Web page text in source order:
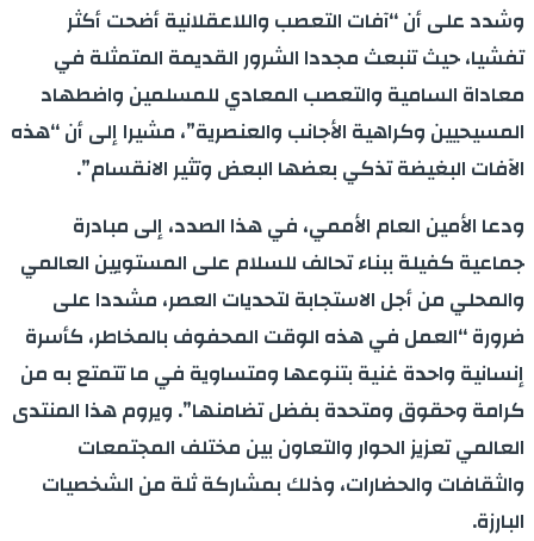
وشدد على أن “آفات التعصب واللاعقلانية أضحت أكثر
تفشيا، حيث تنبعث مجددا الشرور القديمة المتمثلة في
معاداة السامية والتعصب المعادي للمسلمين واضطهاد
المسيحيين وكراهية الأجانب والعنصرية”، مشيرا إلى أن “هذه
الآفات البغيضة تذكي بعضها البعض وتثير الانقسام”.
ودعا الأمين العام الأممي، في هذا الصدد، إلى مبادرة
جماعية كفيلة ببناء تحالف للسلام على المستويين العالمي
والمحلي من أجل الاستجابة لتحديات العصر، مشددا على
ضرورة “العمل في هذه الوقت المحفوف بالمخاطر، كأسرة
إنسانية واحدة غنية بتنوعها ومتساوية في ما تتمتع به من
كرامة وحقوق ومتحدة بفضل تضامنها”. ويروم هذا المنتدى
العالمي تعزيز الحوار والتعاون بين مختلف المجتمعات
والثقافات والحضارات، وذلك بمشاركة ثلة من الشخصيات
البارزة.